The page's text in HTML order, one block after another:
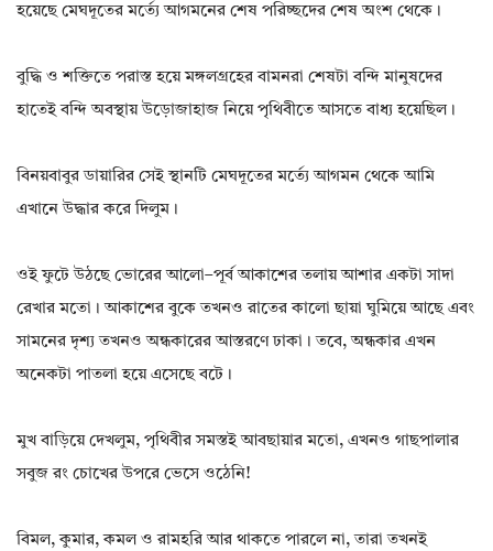
হয়েছে মেঘদূতের মর্ত্যে আগমনের শেষ পরিচ্ছদের শেষ অংশ থেকে।
বুদ্ধি ও শক্তিতে পরাস্ত হয়ে মঙ্গলগ্রহের বামনরা শেষটা বন্দি মানুষদের
হাতেই বন্দি অবস্থায় উড়োজাহাজ নিয়ে পৃথিবীতে আসতে বাধ্য হয়েছিল।
বিনয়বাবুর ডায়ারির সেই স্থানটি মেঘদূতের মর্ত্যে আগমন থেকে আমি
এখানে উদ্ধার করে দিলুম।
ওই ফুটে উঠছে ভোরের আলো–পূর্ব আকাশের তলায় আশার একটা সাদা
রেখার মতো। আকাশের বুকে তখনও রাতের কালো ছায়া ঘুমিয়ে আছে এবং
সামনের দৃশ্য তখনও অন্ধকারের আস্তরণে ঢাকা। তবে, অন্ধকার এখন
অনেকটা পাতলা হয়ে এসেছে বটে।
মুখ বাড়িয়ে দেখলুম, পৃথিবীর সমস্তই আবছায়ার মতো, এখনও গাছপালার
সবুজ রং চোখের উপরে ভেসে ওঠেনি!
বিমল, কুমার, কমল ও রামহরি আর থাকতে পারলে না, তারা তখনই